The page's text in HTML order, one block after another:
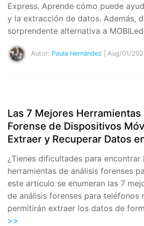
Express. Aprende cómo puede
y la extracción de datos. Además,
sorprendente alternativa a
Autor: Paula Hernández | Aug/01/
Las 7 Mejores
Forense de Dispositivos
Extraer y Recuperar Datos
¿Tienes dificultades para encontrar
herramientas de análisis forenses
este artículo se enumeran las 7
de análisis forenses para teléfonos
permitirán extraer los datos de
>>